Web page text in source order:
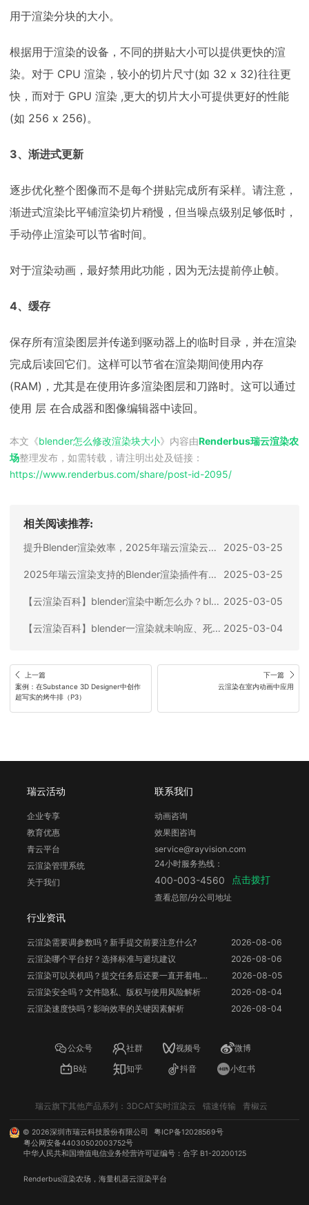
用于渲染分块的大小。
根据用于渲染的设备，不同的拼贴大小可以提供更快的渲
染。对于 CPU 渲染，较小的切片尺寸(如 32 x 32)往往更
快，而对于 GPU 渲染 ,更大的切片大小可提供更好的性能
(如 256 x 256)。
3、渐进式更新
逐步优化整个图像而不是每个拼贴完成所有采样。请注意，
渐进式渲染比平铺渲染切片稍慢，但当噪点级别足够低时，
手动停止渲染可以节省时间。
对于渲染动画，最好禁用此功能，因为无法提前停止帧。
4、缓存
保存所有渲染图层并传递到驱动器上的临时目录，并在渲染
完成后读回它们。这样可以节省在渲染期间使用内存
(RAM)，尤其是在使用许多渲染图层和刀路时。这可以通过
使用 层 在合成器和图像编辑器中读回。
本文《blender怎么修改渲染块大小》内容由Renderbus瑞云渲染农
场整理发布，如需转载，请注明出处及链接：
https://www.renderbus.com/share/post-id-2095/
相关阅读推荐:
提升Blender渲染效率，2025年瑞云渲染云渲染支持的渲染器最新盘点
2025-03-25
2025年瑞云渲染支持的Blender渲染插件有哪些？提升效率全靠它们 2025-03-25
【云渲染百科】blender渲染中断怎么办？blender渲染指南 2025-03-05
【云渲染百科】blender一渲染就未响应、死机等，要这样处理！ 2025-03-04
上一篇
案例：在Substance 3D Designer中创作
超写实的烤牛排（P3）
下一篇
云渲染在室内动画中应用
瑞云活动
企业专享
教育优惠
青云平台
云渲染管理系统
关于我们
行业资讯
云渲染需要调参数吗？新手提交前要注意什么?
2026-08-06
云渲染哪个平台好？选择标准与避坑建议
2026-08-06
云渲染可以关机吗？提交任务后还要一直开着电脑吗？
2026-08-05
云渲染安全吗？文件隐私、版权与使用风险解析
2026-08-04
云渲染速度快吗？影响效率的关键因素解析
2026-08-04
联系我们
动画咨询
效果图咨询
service@rayvision.com
24小时服务热线：
400-003-4560 点击拨打
查看总部/分公司地址
公众号 社群 视频号
微博
B站
知乎 抖音 小红书
瑞云旗下其他产品系列： 3DCAT实时渲染云 镭速传输 青椒云
© 2026深圳市瑞云科技股份有限公司
粤ICP备12028569号
粤公网安备44030502003752号
中华人民共和国增值电信业务经营许可证编号：合字 B1-20200125
Renderbus渲染农场 ，海量机器云渲染平台